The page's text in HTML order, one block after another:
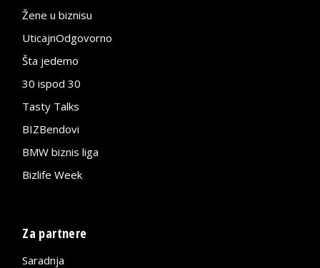
Žene u biznisu
UticajnOdgovorno
Šta jedemo
30 ispod 30
Tasty Talks
BIZBendovi
BMW biznis liga
Bizlife Week
Za partnere
Saradnja